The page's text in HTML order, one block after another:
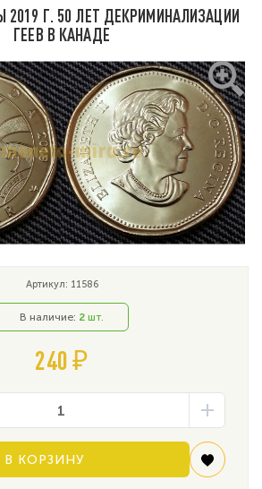
Г. 50 ЛЕТ ДЕКРИМИНАЛИЗАЦИИ
ГЕЕВ В КАНАДЕ
Артикул: 11586
В наличие: 2 шт.
240 ₽
В КОРЗИНУ